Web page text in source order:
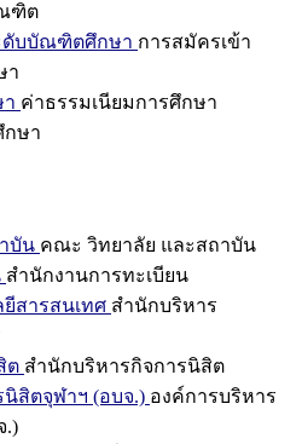
ฑิต
ดับบัณฑิตศึกษา การสมัครเข้า
า
ค่าธรรมเนียมการศึกษา
กษา
บัน คณะ วิทยาลัย และสถาบัน
สำนักงานการทะเบียน
สารสนเทศ สำนักบริหาร
ต สำนักบริหารกิจการนิสิต
สิตจุฬาฯ (อบจ.) องค์การบริหาร
.)